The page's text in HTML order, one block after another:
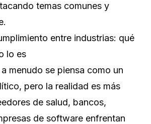
temas comunes y
entre industrias: qué
lo es
menudo se piensa como un
pero la realidad es más
de salud, bancos,
de software enfrentan